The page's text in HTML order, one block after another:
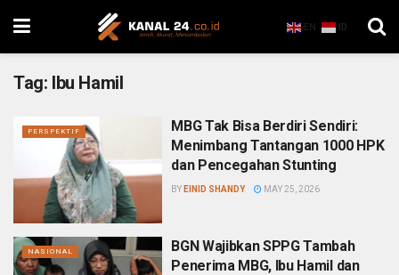
EN ID
Tag: Ibu Hamil
PERSPEKTIF
MBG Tak Bisa Berdiri Sendiri:
Menimbang Tantangan 1000 HPK
dan Pencegahan Stunting
BY EINID SHANDY MAY 25, 2026
NASIONAL
BGN Wajibkan SPPG Tambah
Penerima MBG, Ibu Hamil dan